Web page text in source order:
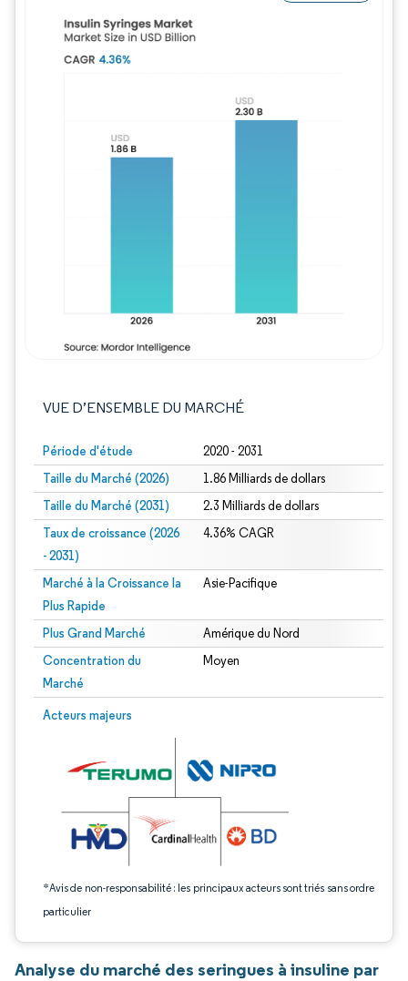
VUE D’ENSEMBLE DU MARCHÉ
Période d'étude 2020 - 2031
Taille du Marché (2026) 1.86 Milliards de dollars
Taille du Marché (2031) 2.3 Milliards de dollars
Taux de croissance (2026
- 2031)
4.36% CAGR
Marché à la Croissance la
Plus Rapide
Asie-Pacifique
Plus Grand Marché Amérique du Nord
Concentration du
Marché
Moyen
Acteurs majeurs
*Avis de non-responsabilité : les principaux acteurs sont triés sans ordre
particulier
Image © Mordor Intelligence. La réutilisation nécessite une attribution sous CC
Analyse du marché des seringues à insuline par